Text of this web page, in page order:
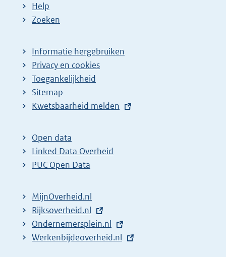
Help
Zoeken
Informatie hergebruiken
Privacy en cookies
Toegankelijkheid
Sitemap
E
t
e
r
l
i
n
k
Kwetsbaarheid melden
Open data
Linked Data Overheid
PUC Open Data
MijnOverheid.nl
E
x
t
Rijksoverheid.nl
E
x
Ondernemersplein.nl
E
Werkenbijdeoverheid.nl